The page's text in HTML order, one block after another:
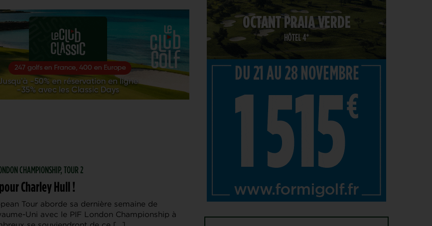
CHAMPIONSHIP, TOUR 2
Charley Hull !
Tour aborde sa dernière semaine de
Uni avec le PIF London Championship à
AOÛT Fin de saison du PGA Tour : Mode d’emploi
SAVOIR VIVRE > LA COMPLAINTE DU GOLFEUR
SOLHEIM CUP 2026 > CHOIX
Solheim Cup 2026 : ces cinq joueuses qui restent à
Angel Yin et Jennifer Kupcho rejoignent Nelly
Korda dans la liste des qualifiées pour la Solheim
Qui est Tommy Morrison, la nouvelle pépite qui
s’apprête à débarquer sur le PGA Tour ?
FedExCup : Bradley, Day, Koepka, Finau… Pavon
et Saddier jouent gros au Wyndham Championship
AOÛT
Patrick Cantlay et Michael Thorbjornsen renoncent